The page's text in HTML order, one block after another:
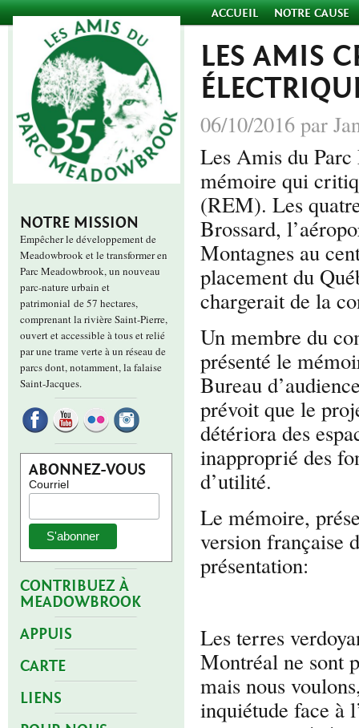
ACCUEIL NOTRE CAUSE
NOTRE MISSION
Empêcher le développement de
Meadowbrook et le transformer en
Parc Meadowbrook, un nouveau
parc-nature urbain et
patrimonial de 57 hectares,
comprenant la rivière Saint-Pierre,
ouvert et accessible à tous et relié
par une trame verte à un réseau de
parcs dont, notamment, la falaise
Saint-Jacques.
ABONNEZ-VOUS
Courriel
CONTRIBUEZ À
MEADOWBROOK
APPUIS
CARTE
LIENS
LES AMIS
06/10/2016 par
Les Amis du Parc
mémoire qui
(REM). Les
Brossard,
Montagnes au
placement du
chargerait de la
Un membre du
présenté le
Bureau
prévoit que le
détériora des
inapproprié des
d’utilité.
Le mémoire,
version française
présentation:
Les terres
Montréal ne sont
mais nous
inquiétude face à